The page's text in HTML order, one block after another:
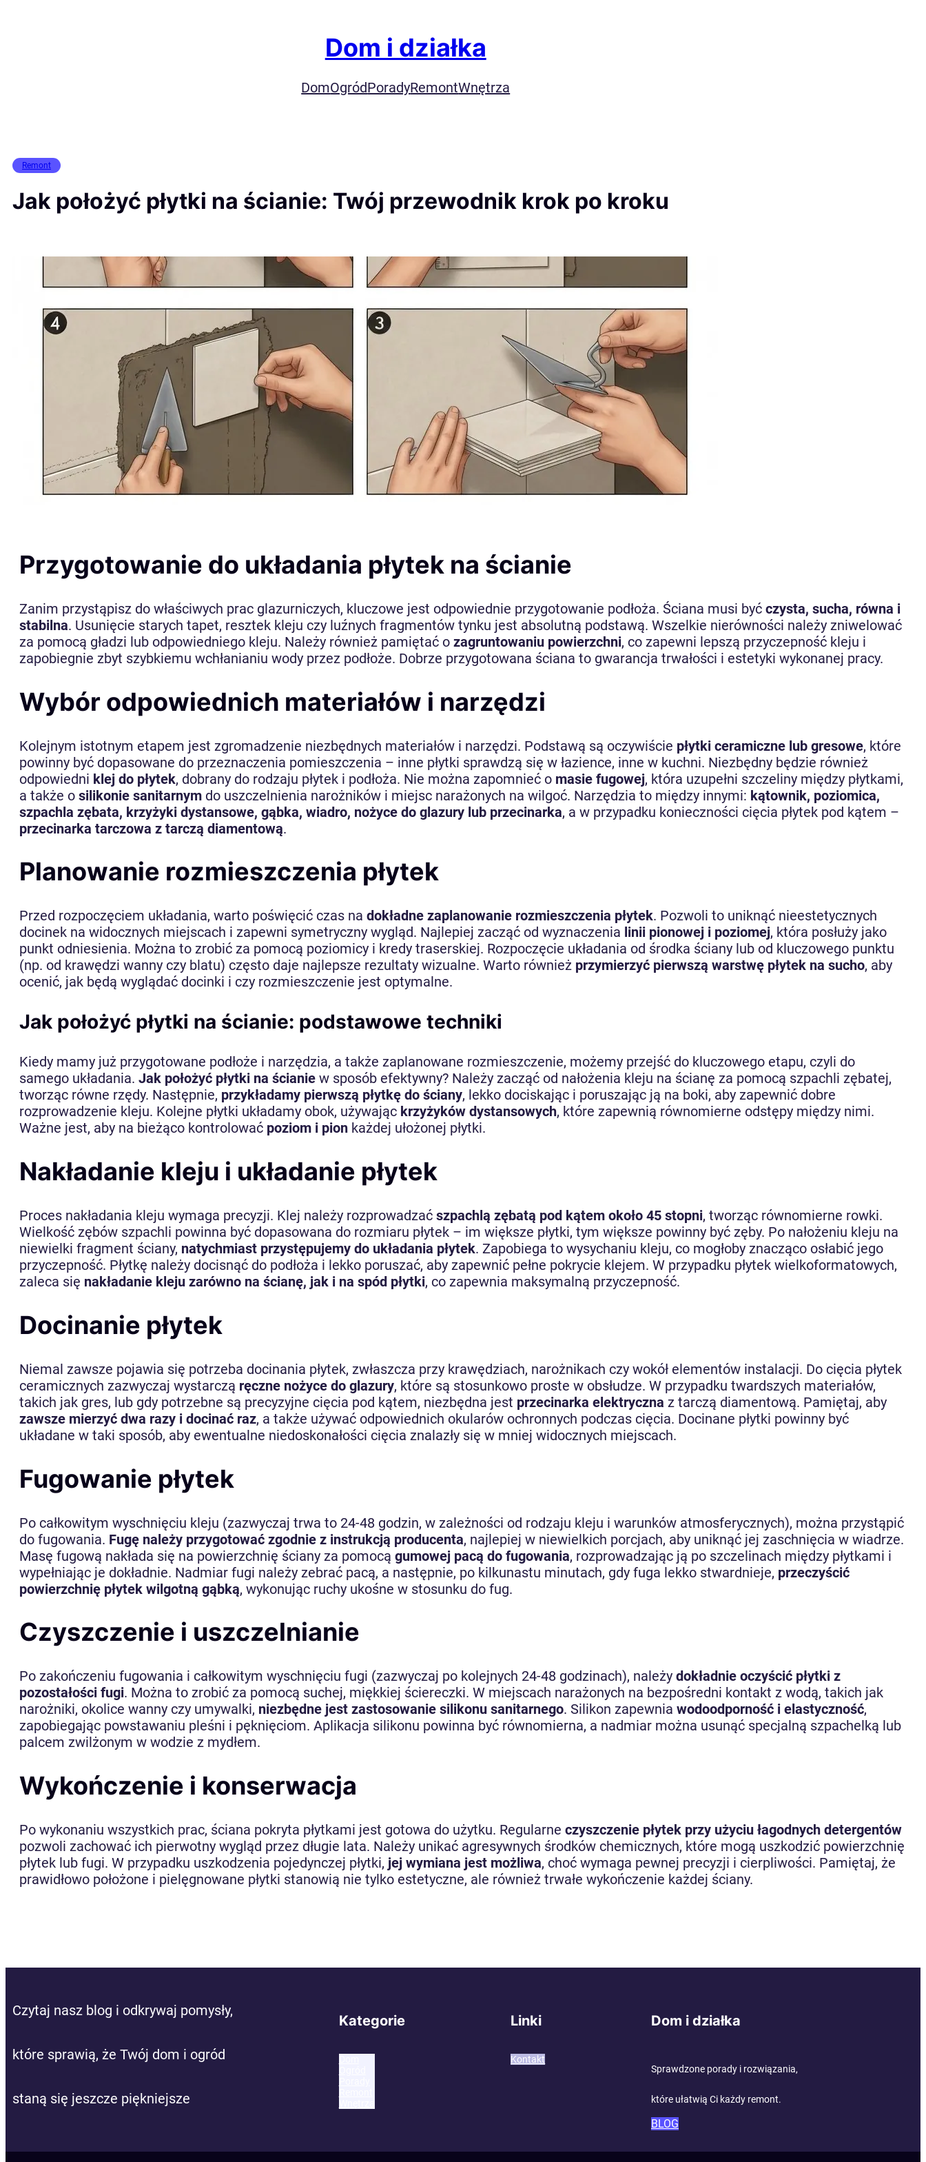
Dom i działka
DomOgródPoradyRemontWnętrza
Remont
Jak położyć płytki na ścianie: Twój przewodnik krok po kroku
Przygotowanie do układania płytek na ścianie
Zanim przystąpisz do właściwych prac glazurniczych, kluczowe jest odpowiednie przygotowanie podłoża. Ściana musi być czysta, sucha, równa i
stabilna. Usunięcie starych tapet, resztek kleju czy luźnych fragmentów tynku jest absolutną podstawą. Wszelkie nierówności należy zniwelować
za pomocą gładzi lub odpowiedniego kleju. Należy również pamiętać o zagruntowaniu powierzchni, co zapewni lepszą przyczepność kleju i
zapobiegnie zbyt szybkiemu wchłanianiu wody przez podłoże. Dobrze przygotowana ściana to gwarancja trwałości i estetyki wykonanej pracy.
Wybór odpowiednich materiałów i narzędzi
Kolejnym istotnym etapem jest zgromadzenie niezbędnych materiałów i narzędzi. Podstawą są oczywiście płytki ceramiczne lub gresowe, które
powinny być dopasowane do przeznaczenia pomieszczenia – inne płytki sprawdzą się w łazience, inne w kuchni. Niezbędny będzie również
odpowiedni klej do płytek, dobrany do rodzaju płytek i podłoża. Nie można zapomnieć o masie fugowej, która uzupełni szczeliny między płytkami,
a także o silikonie sanitarnym do uszczelnienia narożników i miejsc narażonych na wilgoć. Narzędzia to między innymi: kątownik, poziomica,
szpachla zębata, krzyżyki dystansowe, gąbka, wiadro, nożyce do glazury lub przecinarka, a w przypadku konieczności cięcia płytek pod kątem –
przecinarka tarczowa z tarczą diamentową.
Planowanie rozmieszczenia płytek
Przed rozpoczęciem układania, warto poświęcić czas na dokładne zaplanowanie rozmieszczenia płytek. Pozwoli to uniknąć nieestetycznych
docinek na widocznych miejscach i zapewni symetryczny wygląd. Najlepiej zacząć od wyznaczenia linii pionowej i poziomej, która posłuży jako
punkt odniesienia. Można to zrobić za pomocą poziomicy i kredy traserskiej. Rozpoczęcie układania od środka ściany lub od kluczowego punktu
(np. od krawędzi wanny czy blatu) często daje najlepsze rezultaty wizualne. Warto również przymierzyć pierwszą warstwę płytek na sucho, aby
ocenić, jak będą wyglądać docinki i czy rozmieszczenie jest optymalne.
Jak położyć płytki na ścianie: podstawowe techniki
Kiedy mamy już przygotowane podłoże i narzędzia, a także zaplanowane rozmieszczenie, możemy przejść do kluczowego etapu, czyli do
samego układania. Jak położyć płytki na ścianie w sposób efektywny? Należy zacząć od nałożenia kleju na ścianę za pomocą szpachli zębatej,
tworząc równe rzędy. Następnie, przykładamy pierwszą płytkę do ściany, lekko dociskając i poruszając ją na boki, aby zapewnić dobre
rozprowadzenie kleju. Kolejne płytki układamy obok, używając krzyżyków dystansowych, które zapewnią równomierne odstępy między nimi.
Ważne jest, aby na bieżąco kontrolować poziom i pion każdej ułożonej płytki.
Nakładanie kleju i układanie płytek
Proces nakładania kleju wymaga precyzji. Klej należy rozprowadzać szpachlą zębatą pod kątem około 45 stopni, tworząc równomierne rowki.
Wielkość zębów szpachli powinna być dopasowana do rozmiaru płytek – im większe płytki, tym większe powinny być zęby. Po nałożeniu kleju na
niewielki fragment ściany, natychmiast przystępujemy do układania płytek. Zapobiega to wysychaniu kleju, co mogłoby znacząco osłabić jego
przyczepność. Płytkę należy docisnąć do podłoża i lekko poruszać, aby zapewnić pełne pokrycie klejem. W przypadku płytek wielkoformatowych,
zaleca się nakładanie kleju zarówno na ścianę, jak i na spód płytki, co zapewnia maksymalną przyczepność.
Docinanie płytek
Niemal zawsze pojawia się potrzeba docinania płytek, zwłaszcza przy krawędziach, narożnikach czy wokół elementów instalacji. Do cięcia płytek
ceramicznych zazwyczaj wystarczą ręczne nożyce do glazury, które są stosunkowo proste w obsłudze. W przypadku twardszych materiałów,
takich jak gres, lub gdy potrzebne są precyzyjne cięcia pod kątem, niezbędna jest przecinarka elektryczna z tarczą diamentową. Pamiętaj, aby
zawsze mierzyć dwa razy i docinać raz, a także używać odpowiednich okularów ochronnych podczas cięcia. Docinane płytki powinny być
układane w taki sposób, aby ewentualne niedoskonałości cięcia znalazły się w mniej widocznych miejscach.
Fugowanie płytek
Po całkowitym wyschnięciu kleju (zazwyczaj trwa to 24-48 godzin, w zależności od rodzaju kleju i warunków atmosferycznych), można przystąpić
do fugowania. Fugę należy przygotować zgodnie z instrukcją producenta, najlepiej w niewielkich porcjach, aby uniknąć jej zaschnięcia w wiadrze.
Masę fugową nakłada się na powierzchnię ściany za pomocą gumowej pacą do fugowania, rozprowadzając ją po szczelinach między płytkami i
wypełniając je dokładnie. Nadmiar fugi należy zebrać pacą, a następnie, po kilkunastu minutach, gdy fuga lekko stwardnieje, przeczyścić
powierzchnię płytek wilgotną gąbką, wykonując ruchy ukośne w stosunku do fug.
Czyszczenie i uszczelnianie
Po zakończeniu fugowania i całkowitym wyschnięciu fugi (zazwyczaj po kolejnych 24-48 godzinach), należy dokładnie oczyścić płytki z
pozostałości fugi. Można to zrobić za pomocą suchej, miękkiej ściereczki. W miejscach narażonych na bezpośredni kontakt z wodą, takich jak
narożniki, okolice wanny czy umywalki, niezbędne jest zastosowanie silikonu sanitarnego. Silikon zapewnia wodoodporność i elastyczność,
zapobiegając powstawaniu pleśni i pęknięciom. Aplikacja silikonu powinna być równomierna, a nadmiar można usunąć specjalną szpachelką lub
palcem zwilżonym w wodzie z mydłem.
Wykończenie i konserwacja
Po wykonaniu wszystkich prac, ściana pokryta płytkami jest gotowa do użytku. Regularne czyszczenie płytek przy użyciu łagodnych detergentów
pozwoli zachować ich pierwotny wygląd przez długie lata. Należy unikać agresywnych środków chemicznych, które mogą uszkodzić powierzchnię
płytek lub fugi. W przypadku uszkodzenia pojedynczej płytki, jej wymiana jest możliwa, choć wymaga pewnej precyzji i cierpliwości. Pamiętaj, że
prawidłowo położone i pielęgnowane płytki stanowią nie tylko estetyczne, ale również trwałe wykończenie każdej ściany.
Czytaj nasz blog i odkrywaj pomysły,
które sprawią, że Twój dom i ogród
staną się jeszcze piękniejsze
Kategorie Linki
Kontakt
Dom i działka
Sprawdzone porady i rozwiązania,
które ułatwią Ci każdy remont.
BLOG